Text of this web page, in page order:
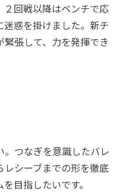
回戦以降はベンチで応
惑を掛けました。新チ
張して、力を発揮でき
つなぎを意識したバレ
シーブまでの形を徹底
目指したいです。